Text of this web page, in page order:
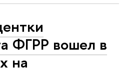
ФГРР вошел в
на